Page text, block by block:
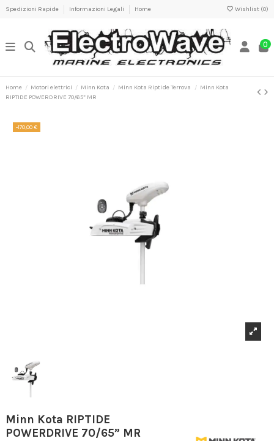
Spedizioni Rapide Informazioni Legali Home Wishlist (0)
0
Home Motori elettrici Minn Kota Minn Kota Riptide Terrova
Minn Kota
RIPTIDE POWERDRIVE 70/65” MR
-170,00 €
Minn Kota RIPTIDE
POWERDRIVE 70/65” MR